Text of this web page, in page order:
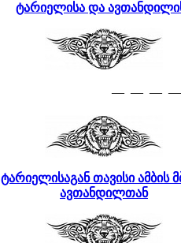
ტარიელისა და
— — —
ტარიელისაგან თავისი ამბის
ავთანდილთან